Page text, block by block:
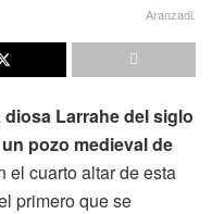
Aranzadi.
Larrahe del siglo
pozo medieval de
el cuarto altar de esta
primero que se